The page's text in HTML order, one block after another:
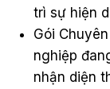
trì sự hiện
Gói
nghiệp
nhận diện